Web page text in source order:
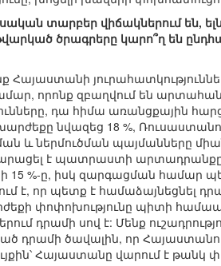
տարբեր վիճակներում են,
ծրագրերը կարո՞ղ են
Հայաստանի
որոնք զբաղվում են
դա հիմա առանցքային
նվազեց 18 %,
և ներմուծման պայմանները
է պատրաստի
15 %-ը, իսկ զարգացման համար
է, որ պետք է համաձայնեցնել
փոփոխությունը պիտի
դրամի սով է: Մենք
ծավալին, որ Հայաստանում
Հայաստանը վարում է թանկ